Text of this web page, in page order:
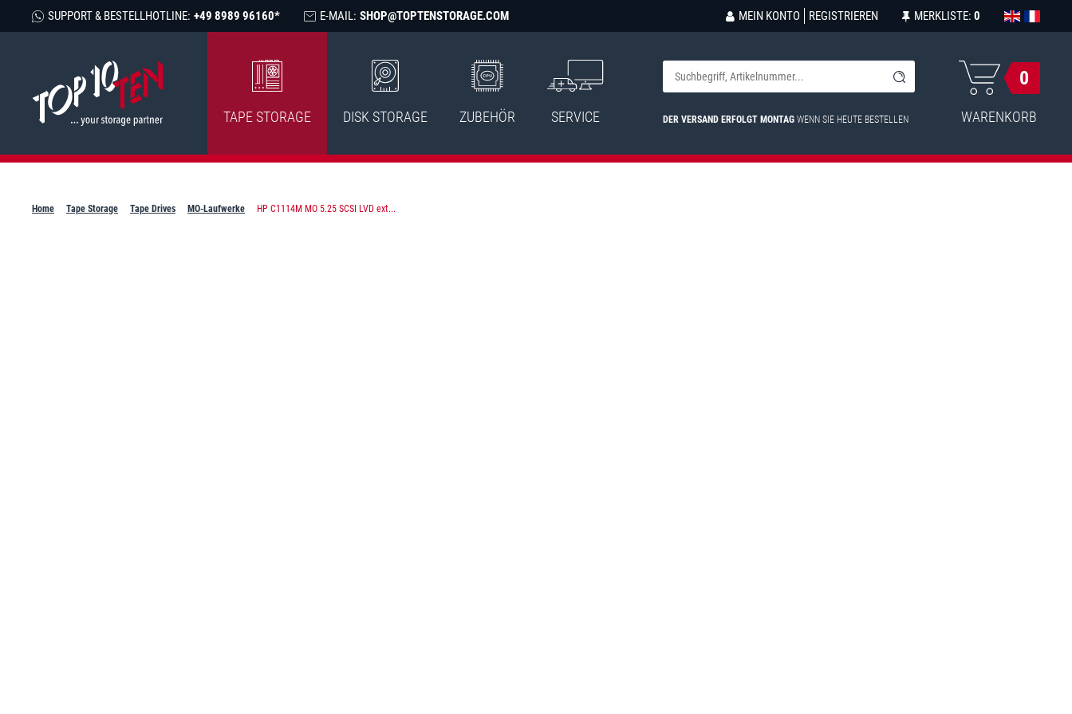
SUPPORT & BESTELLHOTLINE: +49 8989 96160* E-MAIL: SHOP@TOPTENSTORAGE.COM MEIN KONTO REGISTRIEREN MERKLISTE: 0
TAPE STORAGE DISK STORAGE ZUBEHÖR SERVICE DER VERSAND ERFOLGT MONTAG WENN SIE HEUTE BESTELLEN
0
WARENKORB
Home Tape Storage Tape Drives MO-Laufwerke HP C1114M MO 5.25 SCSI LVD ext...